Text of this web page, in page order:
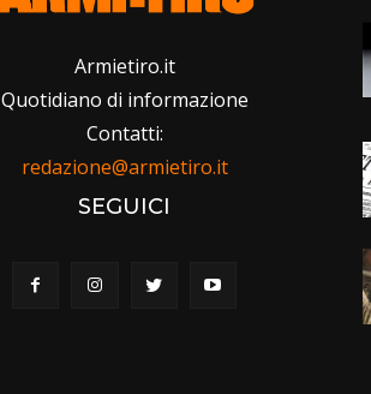
Armietiro.it
Quotidiano di informazione
Contatti:
redazione@armietiro.it
SEGUICI